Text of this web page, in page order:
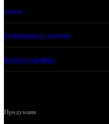
Акции
Реализованные проекты
Кабинет партнера
Продукция